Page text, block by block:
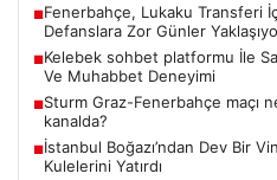
■Fenerbahçe, Lukaku Transferi
Defanslara Zor Günler
■Kelebek sohbet platformu İle
Ve Muhabbet Deneyimi
■Sturm Graz-Fenerbahçe maçı
kanalda?
■İstanbul Boğazı’ndan Dev Bir
Kulelerini Yatırdı